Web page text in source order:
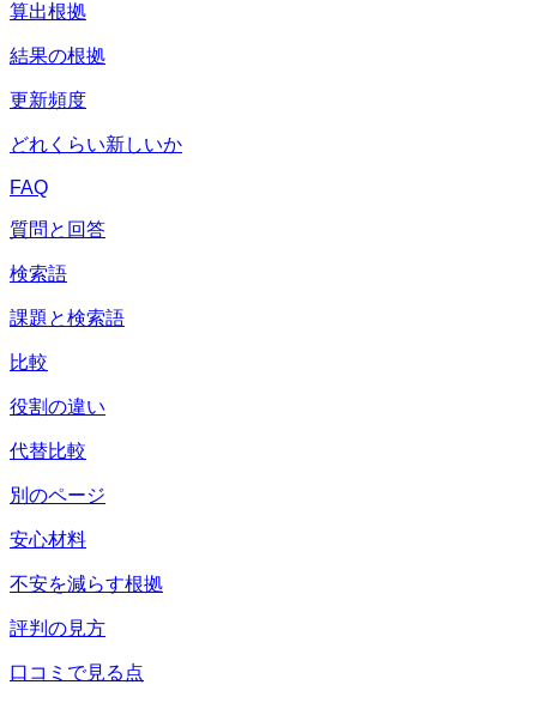
算出根拠
結果の根拠
更新頻度
どれくらい新しいか
FAQ
質問と回答
検索語
課題と検索語
比較
役割の違い
代替比較
別のページ
安心材料
不安を減らす根拠
評判の見方
口コミで見る点